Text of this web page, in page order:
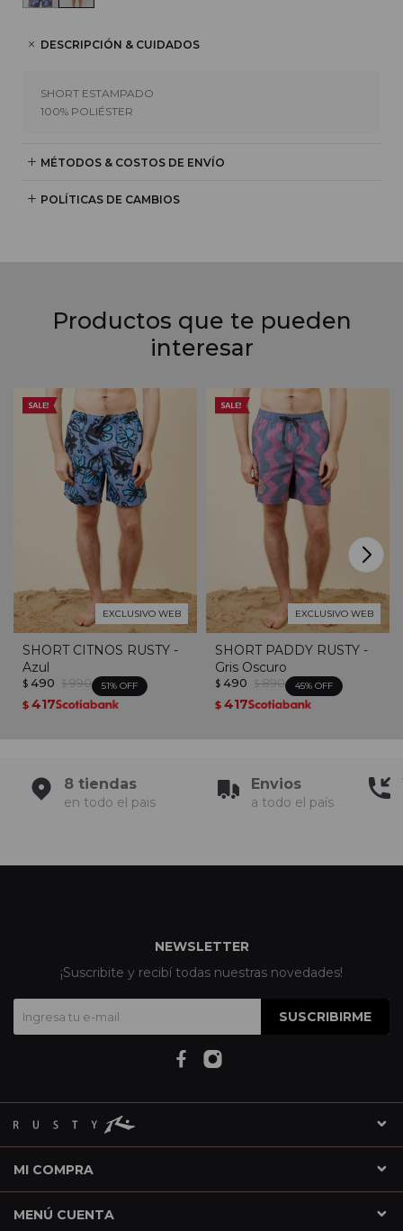
DESCRIPCIÓN & CUIDADOS
SHORT ESTAMPADO
100% POLIÉSTER
MÉTODOS & COSTOS DE ENVÍO
POLÍTICAS DE CAMBIOS
Productos que te pueden
interesar
EXCLUSIVO WEB
SHORT CITNOS RUSTY -
Azul
$ 490 $ 990 51
$ 417
EXCLUSIVO WEB
SHORT PADDY RUSTY -
Gris Oscuro
$ 490 $ 890 45
$ 417
8 tiendas
en todo el pais
Envios
a todo el país
MI COMPRA
MENÚ CUENTA
NEWSLETTER
¡Suscribite y recibí todas nuestras novedades!
SUSCRIBIRME